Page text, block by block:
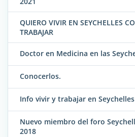
QUIERO VIVIR EN SEYCHELLES
TRABAJAR
Doctor en Medicina en las
Conocerlos.
Info vivir y trabajar en Seychelles
Nuevo miembro del foro
2018